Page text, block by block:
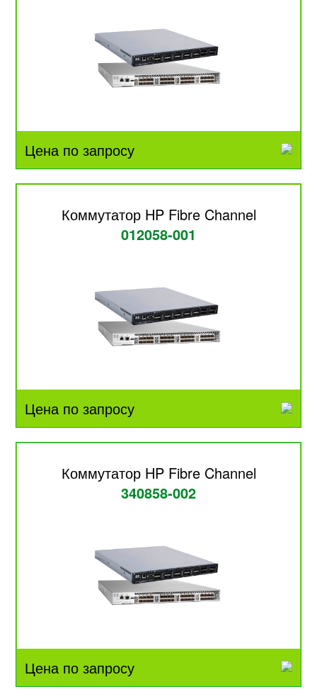
Цена по запросу
Коммутатор HP Fibre Channel
012058-001
Цена по запросу
Коммутатор HP Fibre Channel
340858-002
Цена по запросу